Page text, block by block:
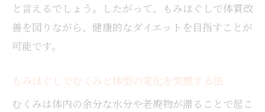
と言えるでしょう。したがって、もみほぐしで体質改
善を図りながら、健康的なダイエットを目指すことが
可能です。
もみほぐしでむくみと体型の変化を実感する法
むくみは体内の余分な水分や老廃物が滞ることで起こ